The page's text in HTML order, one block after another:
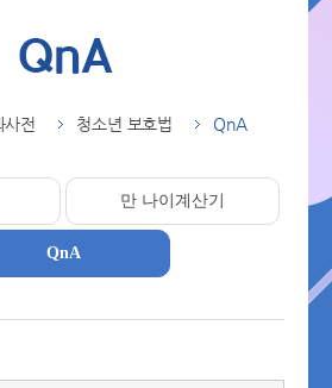
사전 청소년 보호법 QnA
만 나이계산기
QnA